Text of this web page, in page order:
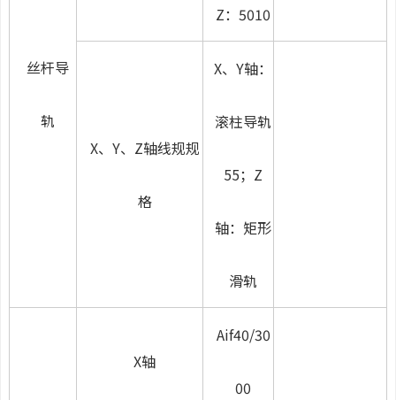
丝杆导
轨
Z：5010
X、Y、Z轴线规规
格
X、Y轴：
滚柱导轨
55；Z
轴：矩形
滑轨
X轴
Aif40/30
00